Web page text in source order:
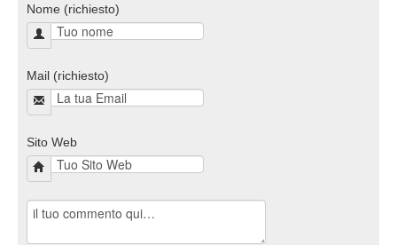
Nome (richiesto)
Mail (richiesto)
Sito Web